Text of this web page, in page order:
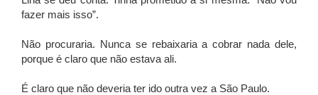
fazer mais isso”.
Não procuraria. Nunca se rebaixaria a cobrar nada dele,
porque é claro que não estava ali.
É claro que não deveria ter ido outra vez a São Paulo.